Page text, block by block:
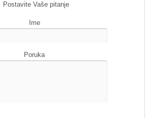
Postavite Vaše pitanje
Ime
Poruka